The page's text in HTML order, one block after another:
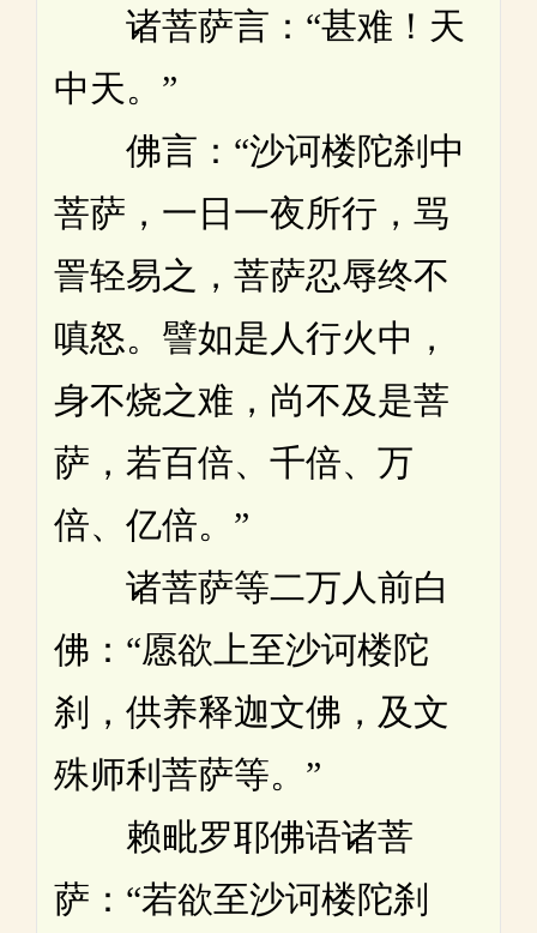
诸菩萨言：“甚难！天
中天。”
佛言：“沙诃楼陀刹中
菩萨，一日一夜所行，骂
詈轻易之，菩萨忍辱终不
嗔怒。譬如是人行火中，
身不烧之难，尚不及是菩
萨，若百倍、千倍、万
倍、亿倍。”
诸菩萨等二万人前白
佛：“愿欲上至沙诃楼陀
刹，供养释迦文佛，及文
殊师利菩萨等。”
赖毗罗耶佛语诸菩
萨：“若欲至沙诃楼陀刹